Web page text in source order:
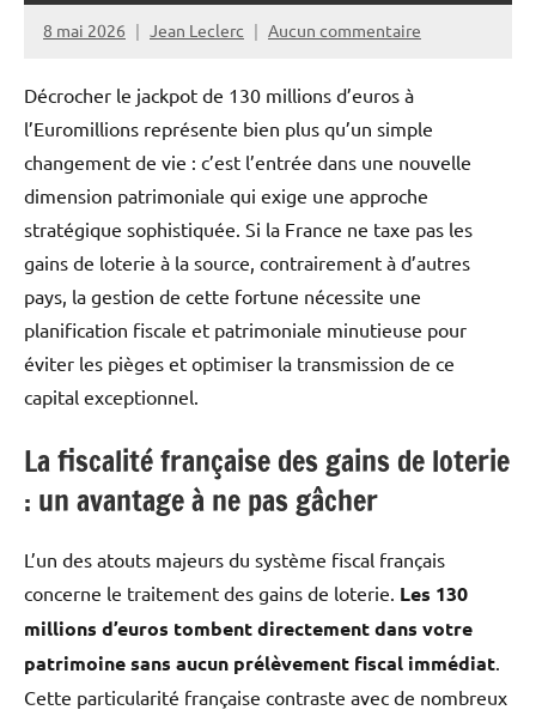
8 mai 2026 Jean Leclerc Aucun commentaire
Décrocher le jackpot de 130 millions d’euros à
l’Euromillions représente bien plus qu’un simple
changement de vie : c’est l’entrée dans une nouvelle
dimension patrimoniale qui exige une approche
stratégique sophistiquée. Si la France ne taxe pas les
gains de loterie à la source, contrairement à d’autres
pays, la gestion de cette fortune nécessite une
planification fiscale et patrimoniale minutieuse pour
éviter les pièges et optimiser la transmission de ce
capital exceptionnel.
La fiscalité française des gains de loterie
: un avantage à ne pas gâcher
L’un des atouts majeurs du système fiscal français
concerne le traitement des gains de loterie. Les 130
millions d’euros tombent directement dans votre
patrimoine sans aucun prélèvement fiscal immédiat
Cette particularité française contraste avec de nombreux